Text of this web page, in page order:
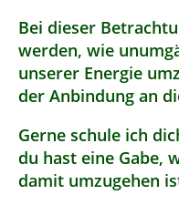
Bei dieser
werden, wie
unserer Energie
der Anbindung an
Gerne schule ich
du hast eine Gabe,
damit umzugehen